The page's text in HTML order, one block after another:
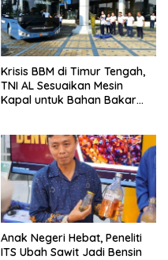
Krisis BBM di Timur Tengah,
TNI AL Sesuaikan Mesin
Kapal untuk Bahan Bakar
Anak Negeri Hebat, Peneliti
ITS Ubah Sawit Jadi Bensin